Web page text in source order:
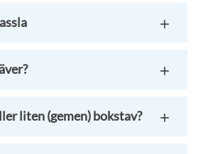
liten (gemen) bokstav?